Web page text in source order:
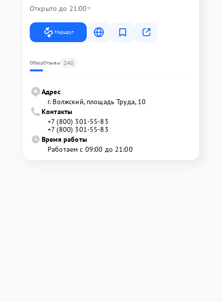
Открыто до 21:00
Маршрут
ОбзорОтзывы 240
Адрес
г. Волжский, площадь Труда, 10
Контакты
+7 (800) 301-55-83
+7 (800) 301-55-83
Время работы
Работаем с 09:00 до 21:00